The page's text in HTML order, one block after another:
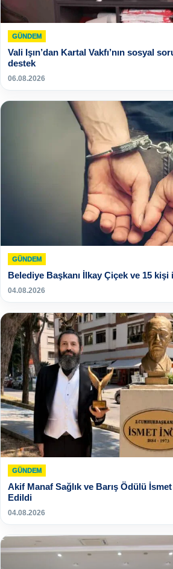
GÜNDEM
Vali Işın’dan Kartal Vakfı’nın sosyal
destek
06.08.2026
GÜNDEM
Belediye Başkanı İlkay Çiçek ve 15 kişi
04.08.2026
GÜNDEM
Akif Manaf Sağlık ve Barış Ödülü
Edildi
04.08.2026